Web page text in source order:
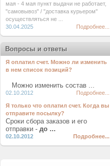
мая - 4 мая пункт выдачи не работает,
"самовывоз" / "доставка курьером"
осуществляться не ...
30.04.2025
Подробнее...
Вопросы и ответы
Я оплатил счет. Можно ли изменить
в нем список позиций?
Можно изменить состав ...
02.10.2012 Подробнее...
Я только что оплатил счет. Когда вы
отправите посылку?
Сроки сбора заказов и его
отправки - до ...
02.10.2012 Подробнее...